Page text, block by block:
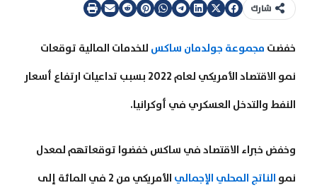
شارك
خفضت مجموعة جولدمان ساكس للخدمات المالية توقعات
نمو الاقتصاد الأمريكي لعام 2022 بسبب تداعيات ارتفاع أسعار
النفط والتدخل العسكري في أوكرانيا.
وخفض خبراء الاقتصاد في ساكس خفضوا توقعاتهم لمعدل
نمو الناتج المحلي الإجمالي
الأمريكي من 2 في المائة إلى